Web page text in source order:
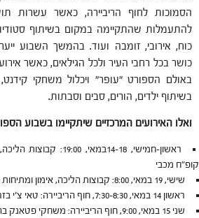
הסמוכות לחוף הריביירה, כאשר עשרות
כוח, אירובי, זומבה ועוד. בהמשך השבוע
כושר בכל רחבי העיר ולכל הגילאים, כאשר
באולם הספורט "עופר" ויכלול משחקי
בשיתוף ילדים, הורים, סבים וסבתות.
ואלו האירועים המרכזיים שיתקיימו בשבוע
ראשון-חמישי, 14-18במאי,
קופ"ח מכבי
שישי, 19 במאי, 8:00: קבוצות הליכה, אימון ומתיחות בשיתוף קופ"ח מכבי
ראשון 14 במאי, 7:30-8:30, חוף הריביירה: טאי צ'י בזריחה עם עדי גלדנור
שני 15 במאי, 9:00, חוף הריביירה: משחקי פטאנק בהדרכת גמלאי הפטאנק